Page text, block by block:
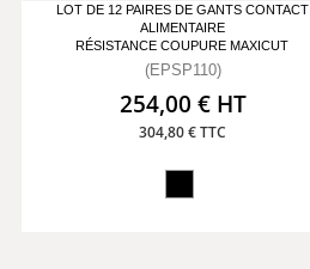
LOT DE 12 PAIRES DE GANTS CONTACT
ALIMENTAIRE
RÉSISTANCE COUPURE MAXICUT
(EPSP110)
254,00 € HT
304,80 € TTC